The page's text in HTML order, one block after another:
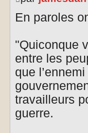
En paroles
"Quiconque
entre les
que
travailleurs
guerre.